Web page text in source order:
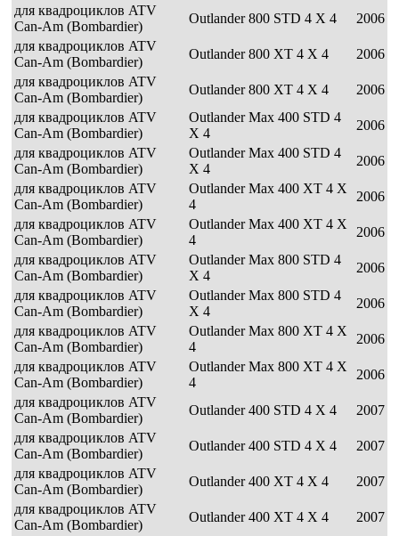
для квадроциклов ATV
Can-Am (Bombardier)
Outlander 800 STD 4 X 4
2006
для квадроциклов ATV
Can-Am (Bombardier)
Outlander 800 XT 4 X 4
2006
для квадроциклов ATV
Can-Am (Bombardier)
Outlander 800 XT 4 X 4
2006
для квадроциклов ATV
Can-Am (Bombardier)
Outlander Max 400 STD 4
X 4
2006
для квадроциклов ATV
Can-Am (Bombardier)
Outlander Max 400 STD 4
X 4
2006
для квадроциклов ATV
Can-Am (Bombardier)
Outlander Max 400 XT 4 X
4
2006
для квадроциклов ATV
Can-Am (Bombardier)
Outlander Max 400 XT 4 X
4
2006
для квадроциклов ATV
Can-Am (Bombardier)
Outlander Max 800 STD 4
X 4
2006
для квадроциклов ATV
Can-Am (Bombardier)
Outlander Max 800 STD 4
X 4
2006
для квадроциклов ATV
Can-Am (Bombardier)
Outlander Max 800 XT 4 X
4
2006
для квадроциклов ATV
Can-Am (Bombardier)
Outlander Max 800 XT 4 X
4
2006
для квадроциклов ATV
Can-Am (Bombardier)
Outlander 400 STD 4 X 4
2007
для квадроциклов ATV
Can-Am (Bombardier)
Outlander 400 STD 4 X 4
2007
для квадроциклов ATV
Can-Am (Bombardier)
Outlander 400 XT 4 X 4
2007
для квадроциклов ATV
Can-Am (Bombardier)
Outlander 400 XT 4 X 4
2007